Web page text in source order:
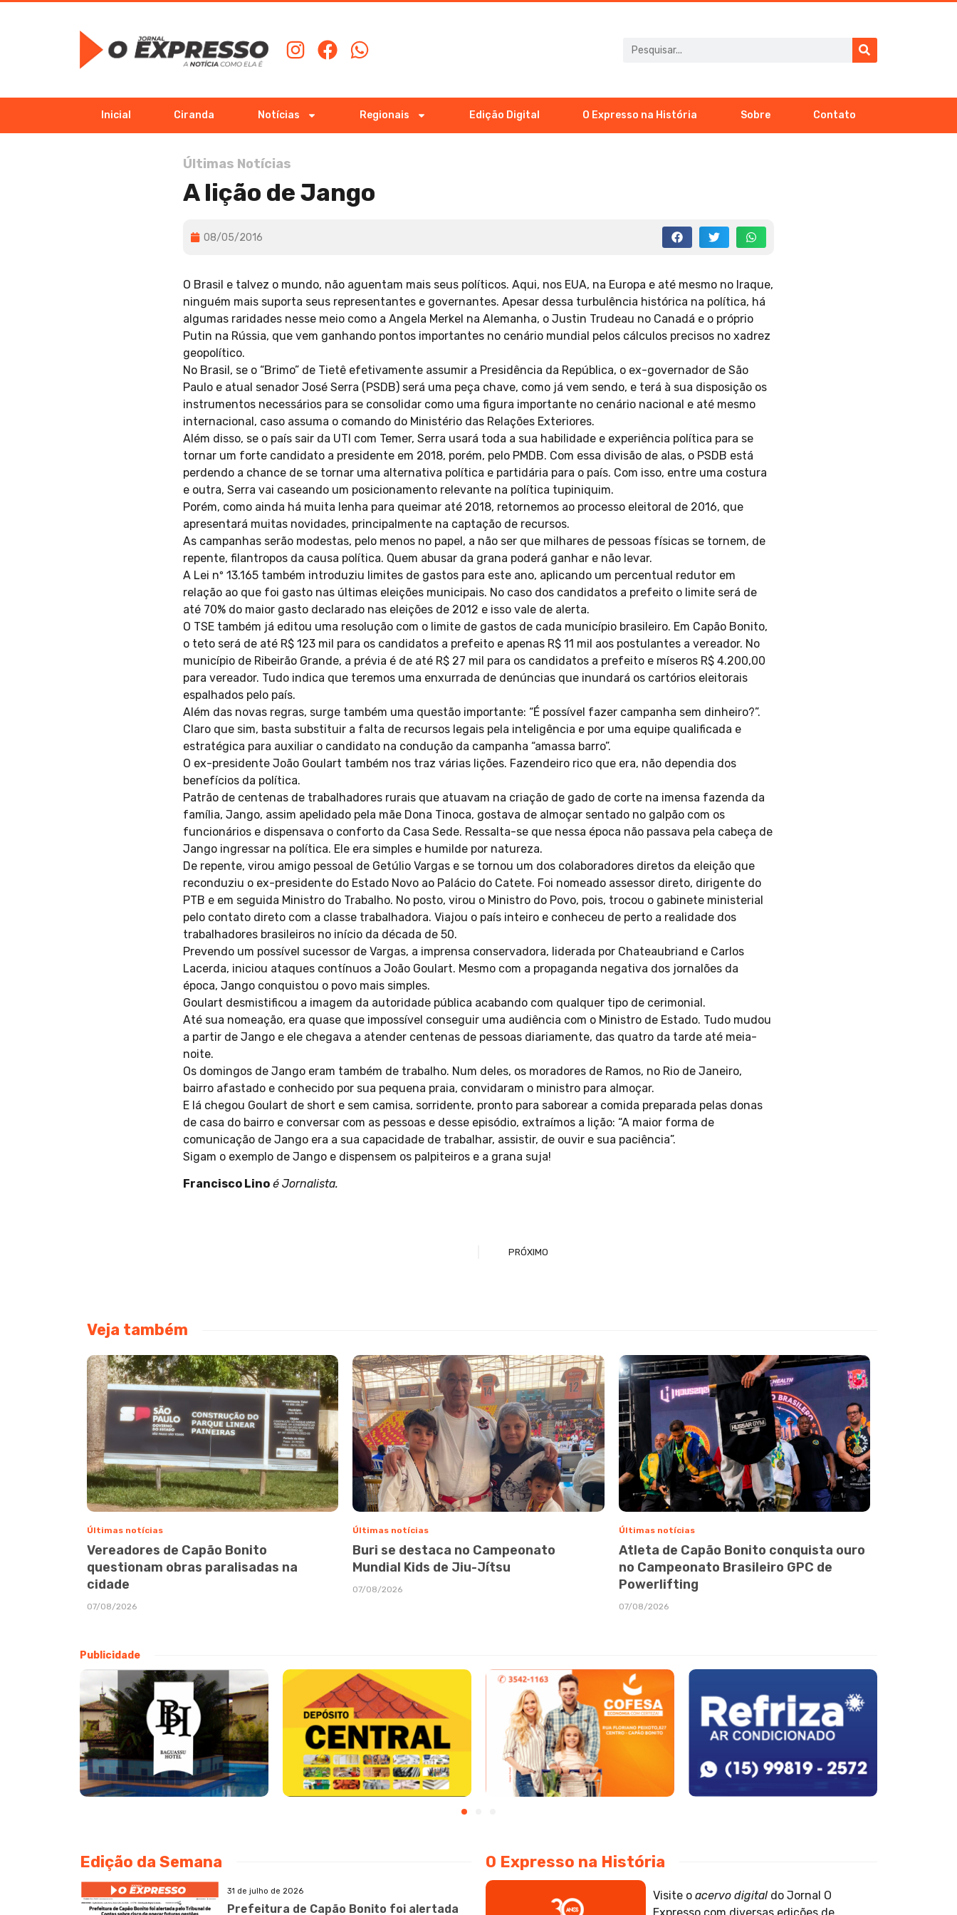
Inicial Ciranda Notícias Regionais Edição Digital O Expresso na História Sobre Contato
Últimas Notícias
A lição de Jango
08/05/2016
O Brasil e talvez o mundo, não aguentam mais seus políticos. Aqui, nos EUA, na Europa e até mesmo no Iraque,
ninguém mais suporta seus representantes e governantes. Apesar dessa turbulência histórica na política, há
algumas raridades nesse meio como a Angela Merkel na Alemanha, o Justin Trudeau no Canadá e o próprio
Putin na Rússia, que vem ganhando pontos importantes no cenário mundial pelos cálculos precisos no xadrez
geopolítico.
No Brasil, se o “Brimo” de Tietê efetivamente assumir a Presidência da República, o ex-governador de São
Paulo e atual senador José Serra (PSDB) será uma peça chave, como já vem sendo, e terá à sua disposição os
instrumentos necessários para se consolidar como uma figura importante no cenário nacional e até mesmo
internacional, caso assuma o comando do Ministério das Relações Exteriores.
Além disso, se o país sair da UTI com Temer, Serra usará toda a sua habilidade e experiência política para se
tornar um forte candidato a presidente em 2018, porém, pelo PMDB. Com essa divisão de alas, o PSDB está
perdendo a chance de se tornar uma alternativa política e partidária para o país. Com isso, entre uma costura
e outra, Serra vai caseando um posicionamento relevante na política tupiniquim.
Porém, como ainda há muita lenha para queimar até 2018, retornemos ao processo eleitoral de 2016, que
apresentará muitas novidades, principalmente na captação de recursos.
As campanhas serão modestas, pelo menos no papel, a não ser que milhares de pessoas físicas se tornem, de
repente, filantropos da causa política. Quem abusar da grana poderá ganhar e não levar.
A Lei nº 13.165 também introduziu limites de gastos para este ano, aplicando um percentual redutor em
relação ao que foi gasto nas últimas eleições municipais. No caso dos candidatos a prefeito o limite será de
até 70% do maior gasto declarado nas eleições de 2012 e isso vale de alerta.
O TSE também já editou uma resolução com o limite de gastos de cada município brasileiro. Em Capão Bonito,
o teto será de até R$ 123 mil para os candidatos a prefeito e apenas R$ 11 mil aos postulantes a vereador. No
município de Ribeirão Grande, a prévia é de até R$ 27 mil para os candidatos a prefeito e míseros R$ 4.200,00
para vereador. Tudo indica que teremos uma enxurrada de denúncias que inundará os cartórios eleitorais
espalhados pelo país.
Além das novas regras, surge também uma questão importante: “É possível fazer campanha sem dinheiro?”.
Claro que sim, basta substituir a falta de recursos legais pela inteligência e por uma equipe qualificada e
estratégica para auxiliar o candidato na condução da campanha “amassa barro”.
O ex-presidente João Goulart também nos traz várias lições. Fazendeiro rico que era, não dependia dos
benefícios da política.
Patrão de centenas de trabalhadores rurais que atuavam na criação de gado de corte na imensa fazenda da
família, Jango, assim apelidado pela mãe Dona Tinoca, gostava de almoçar sentado no galpão com os
funcionários e dispensava o conforto da Casa Sede. Ressalta-se que nessa época não passava pela cabeça de
Jango ingressar na política. Ele era simples e humilde por natureza.
De repente, virou amigo pessoal de Getúlio Vargas e se tornou um dos colaboradores diretos da eleição que
reconduziu o ex-presidente do Estado Novo ao Palácio do Catete. Foi nomeado assessor direto, dirigente do
PTB e em seguida Ministro do Trabalho. No posto, virou o Ministro do Povo, pois, trocou o gabinete ministerial
pelo contato direto com a classe trabalhadora. Viajou o país inteiro e conheceu de perto a realidade dos
trabalhadores brasileiros no início da década de 50.
Prevendo um possível sucessor de Vargas, a imprensa conservadora, liderada por Chateaubriand e Carlos
Lacerda, iniciou ataques contínuos a João Goulart. Mesmo com a propaganda negativa dos jornalões da
época, Jango conquistou o povo mais simples.
Goulart desmistificou a imagem da autoridade pública acabando com qualquer tipo de cerimonial.
Até sua nomeação, era quase que impossível conseguir uma audiência com o Ministro de Estado. Tudo mudou
a partir de Jango e ele chegava a atender centenas de pessoas diariamente, das quatro da tarde até meia-
noite.
Os domingos de Jango eram também de trabalho. Num deles, os moradores de Ramos, no Rio de Janeiro,
bairro afastado e conhecido por sua pequena praia, convidaram o ministro para almoçar.
E lá chegou Goulart de short e sem camisa, sorridente, pronto para saborear a comida preparada pelas donas
de casa do bairro e conversar com as pessoas e desse episódio, extraímos a lição: “A maior forma de
comunicação de Jango era a sua capacidade de trabalhar, assistir, de ouvir e sua paciência”.
Sigam o exemplo de Jango e dispensem os palpiteiros e a grana suja!
Francisco Lino é Jornalista.
PRÓXIMO
Veja também
Últimas notícias
Vereadores de Capão Bonito
questionam obras paralisadas na
cidade
07/08/2026
Últimas notícias
Buri se destaca no Campeonato
Mundial Kids de Jiu-Jítsu
07/08/2026
Últimas notícias
Atleta de Capão Bonito conquista ouro
no Campeonato Brasileiro GPC de
Powerlifting
07/08/2026
Publicidade
Edição da Semana
31 de julho de 2026
Prefeitura de Capão Bonito foi alertada
O Expresso na História
Visite o acervo digital do Jornal O